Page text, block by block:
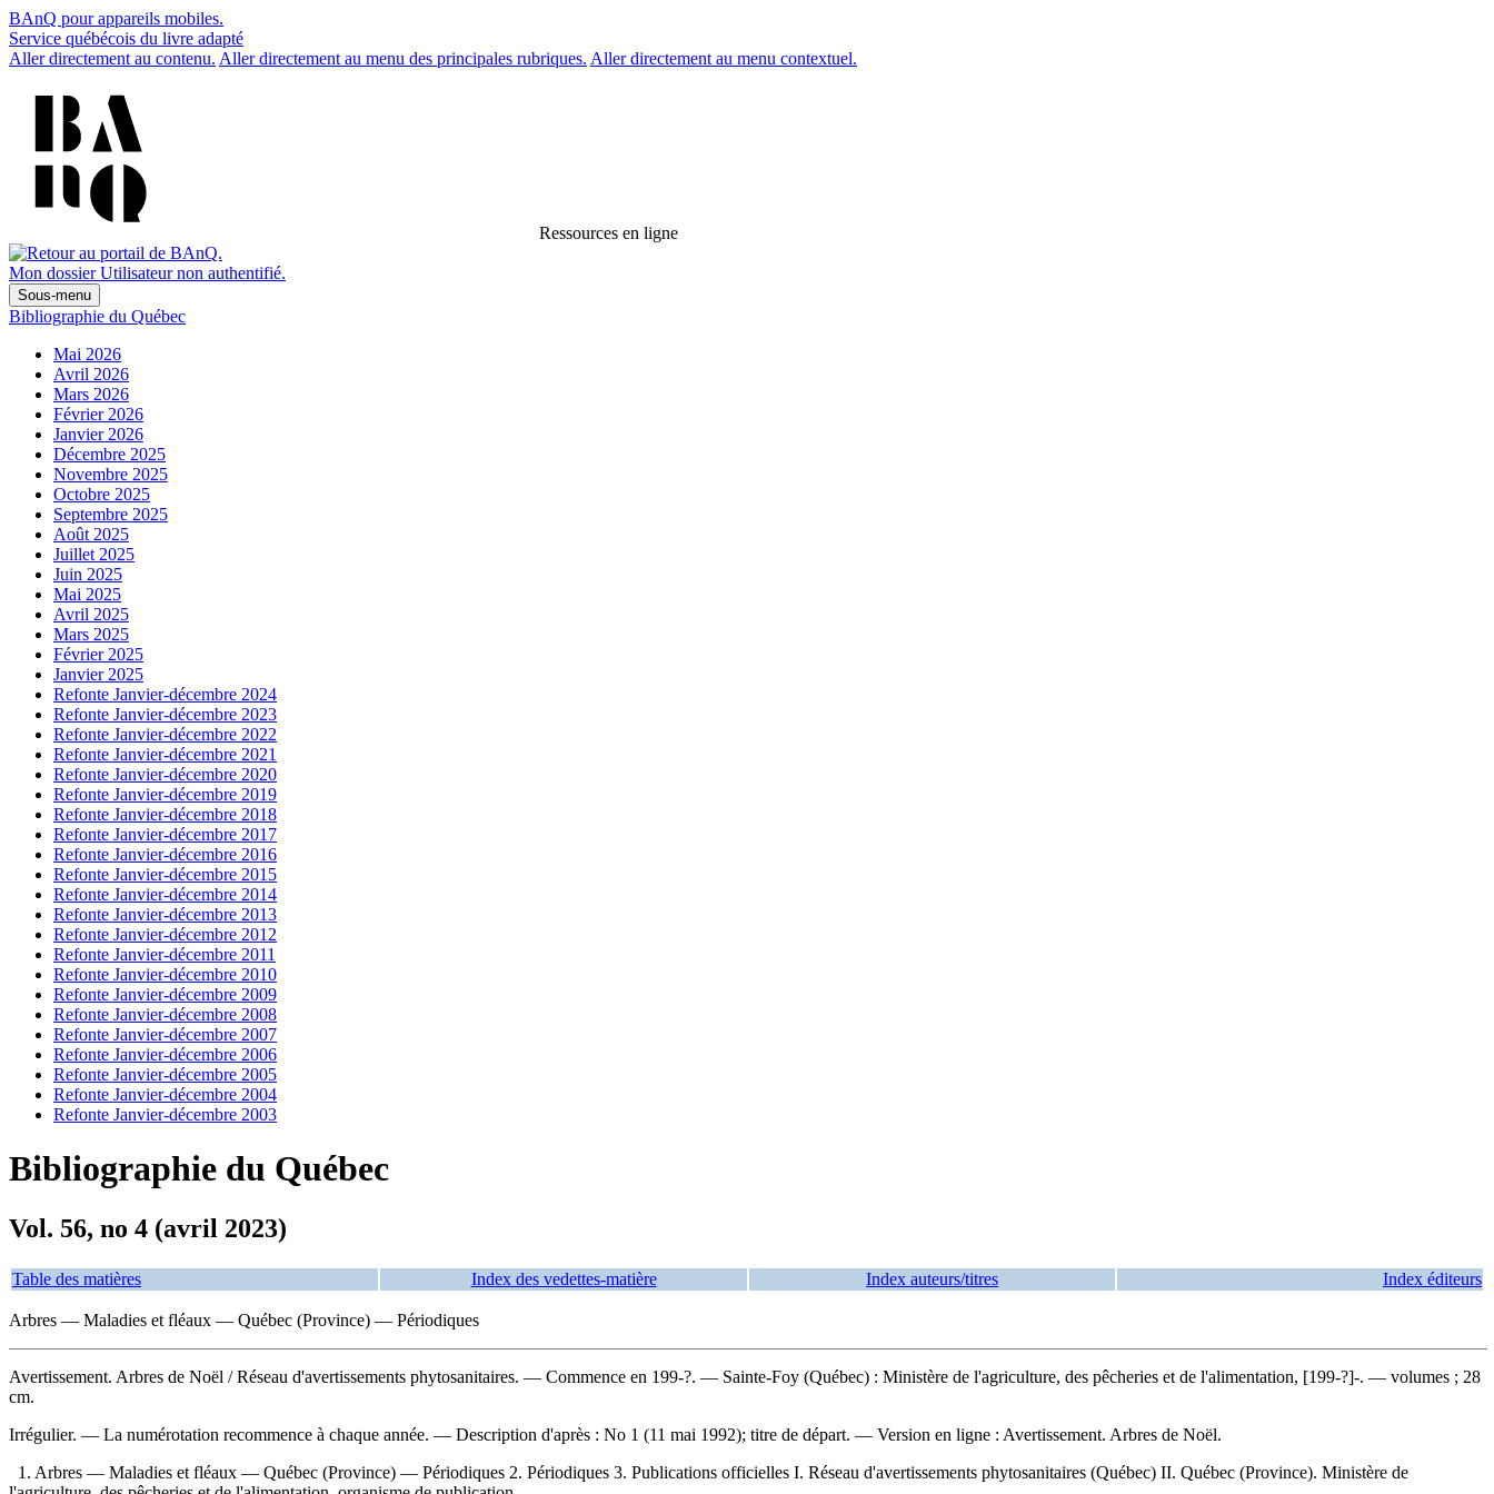
BAnQ pour appareils mobiles.
Service québécois du livre adapté
Aller directement au contenu. Aller directement au menu des principales rubriques. Aller directement au menu contextuel.
Ressources en ligne
Mon dossier Utilisateur non authentifié.
Sous-menu
Bibliographie du Québec
Mai 2026
Avril 2026
Mars 2026
Février 2026
Janvier 2026
Décembre 2025
Novembre 2025
Octobre 2025
Septembre 2025
Août 2025
Juillet 2025
Juin 2025
Mai 2025
Avril 2025
Mars 2025
Février 2025
Janvier 2025
Refonte Janvier-décembre 2024
Refonte Janvier-décembre 2023
Refonte Janvier-décembre 2022
Refonte Janvier-décembre 2021
Refonte Janvier-décembre 2020
Refonte Janvier-décembre 2019
Refonte Janvier-décembre 2018
Refonte Janvier-décembre 2017
Refonte Janvier-décembre 2016
Refonte Janvier-décembre 2015
Refonte Janvier-décembre 2014
Refonte Janvier-décembre 2013
Refonte Janvier-décembre 2012
Refonte Janvier-décembre 2011
Refonte Janvier-décembre 2010
Refonte Janvier-décembre 2009
Refonte Janvier-décembre 2008
Refonte Janvier-décembre 2007
Refonte Janvier-décembre 2006
Refonte Janvier-décembre 2005
Refonte Janvier-décembre 2004
Refonte Janvier-décembre 2003
Bibliographie du Québec
Vol. 56, no 4 (avril 2023)
Table des matières Index des vedettes-matière Index auteurs/titres Index éditeurs
Arbres — Maladies et fléaux — Québec (Province) — Périodiques
Avertissement. Arbres de Noël / Réseau d'avertissements phytosanitaires. — Commence en 199-?. — Sainte-Foy (Québec) : Ministère de l'agriculture, des pêcheries et de l'alimentation, [199-?]-. — volumes ; 28
cm.
Irrégulier. — La numérotation recommence à chaque année. — Description d'après : No 1 (11 mai 1992); titre de départ. — Version en ligne : Avertissement. Arbres de Noël.
1. Arbres — Maladies et fléaux — Québec (Province) — Périodiques 2. Périodiques 3. Publications officielles I. Réseau d'avertissements phytosanitaires (Québec) II. Québec (Province). Ministère de